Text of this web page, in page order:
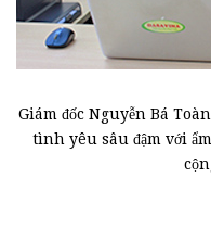
Giám đốc Nguyễn Bá
tình yêu sâu đậm với